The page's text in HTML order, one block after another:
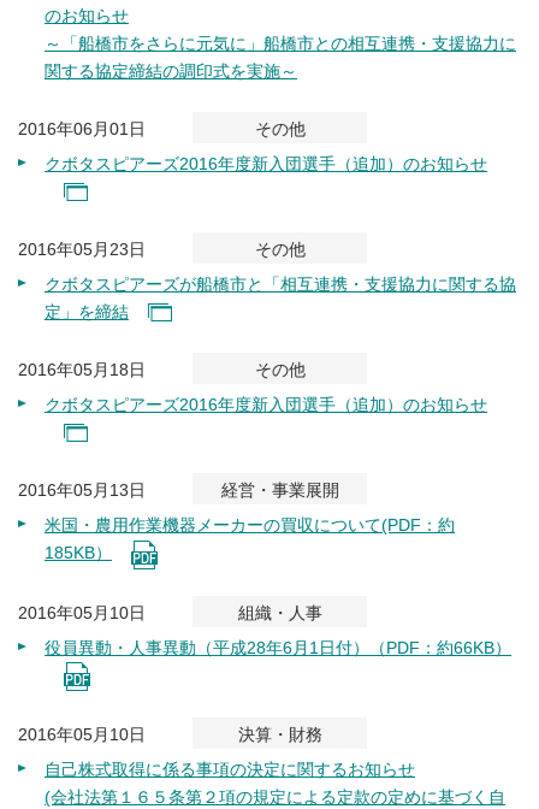
のお知らせ
～「船橋市をさらに元気に」船橋市との相互連携・支援協力に
関する協定締結の調印式を実施～
2016年06月01日
その他
クボタスピアーズ2016年度新入団選手（追加）のお知らせ
2016年05月23日
その他
クボタスピアーズが船橋市と「相互連携・支援協力に関する協
定」を締結
2016年05月18日
その他
クボタスピアーズ2016年度新入団選手（追加）のお知らせ
2016年05月13日
経営・事業展開
米国・農用作業機器メーカーの買収について(PDF：約
185KB）
2016年05月10日
組織・人事
役員異動・人事異動（平成28年6月1日付）（PDF：約66KB）
2016年05月10日
決算・財務
自己株式取得に係る事項の決定に関するお知らせ
(会社法第１６５条第２項の規定による定款の定めに基づく自